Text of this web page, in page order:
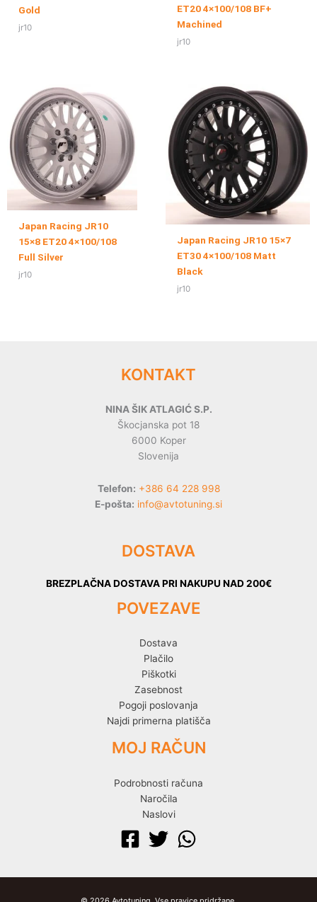
Gold
jr10
ET20 4×100/108 BF+
Machined
jr10
Japan Racing JR10
15×8 ET20 4×100/108
Full Silver
jr10
Japan Racing JR10 15×7
ET30 4×100/108 Matt
Black
jr10
KONTAKT
NINA ŠIK ATLAGIĆ S.P.
Škocjanska pot 18
6000 Koper
Slovenija
Telefon: +386 64 228 998
E-pošta: info@avtotuning.si
DOSTAVA
BREZPLAČNA DOSTAVA PRI NAKUPU NAD 200€
POVEZAVE
Dostava
Plačilo
Piškotki
Zasebnost
Pogoji poslovanja
Najdi primerna platišča
MOJ RAČUN
Podrobnosti računa
Naročila
Naslovi